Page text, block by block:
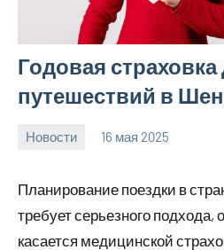
Годовая страховка
путешествий в
Новости 16 мая 2025
Планирование поездки в
требует серьезного подхода,
касается медицинской